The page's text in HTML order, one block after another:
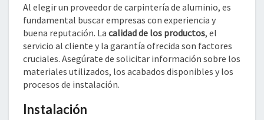
Al elegir un proveedor de carpintería de aluminio, es
fundamental buscar empresas con experiencia y
buena reputación. La calidad de los productos, el
servicio al cliente y la garantía ofrecida son factores
cruciales. Asegúrate de solicitar información sobre los
materiales utilizados, los acabados disponibles y los
procesos de instalación.
Instalación